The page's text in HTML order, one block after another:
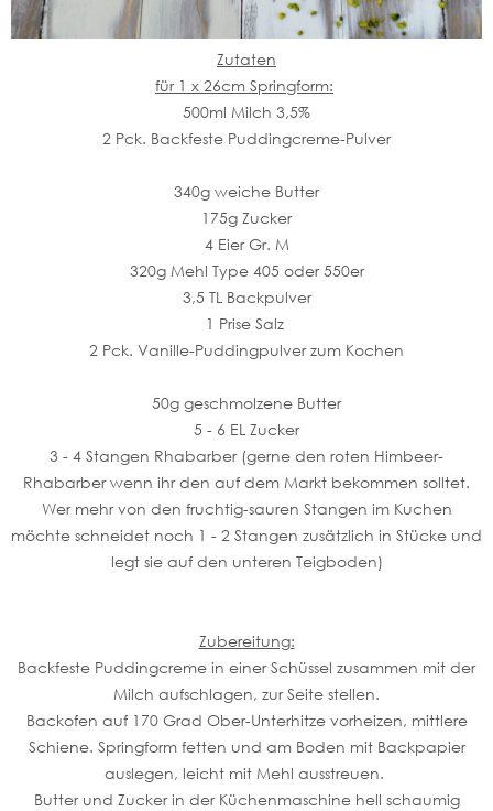
Zutaten
für 1 x 26cm Springform:
500ml Milch 3,5%
2 Pck. Backfeste Puddingcreme-Pulver
340g weiche Butter
175g Zucker
4 Eier Gr. M
320g Mehl Type 405 oder 550er
3,5 TL Backpulver
1 Prise Salz
2 Pck. Vanille-Puddingpulver zum Kochen
50g geschmolzene Butter
5 - 6 EL Zucker
3 - 4 Stangen Rhabarber (gerne den roten Himbeer-
Rhabarber wenn ihr den auf dem Markt bekommen solltet.
Wer mehr von den fruchtig-sauren Stangen im Kuchen
möchte schneidet noch 1 - 2 Stangen zusätzlich in Stücke und
legt sie auf den unteren Teigboden)
Zubereitung:
Backfeste Puddingcreme in einer Schüssel zusammen mit der
Milch aufschlagen, zur Seite stellen.
Backofen auf 170 Grad Ober-Unterhitze vorheizen, mittlere
Schiene. Springform fetten und am Boden mit Backpapier
auslegen, leicht mit Mehl ausstreuen.
Butter und Zucker in der Küchenmaschine hell schaumig